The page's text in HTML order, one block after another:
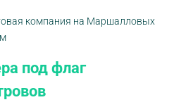
компания на Маршалловых
под флаг